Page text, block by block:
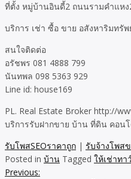
ที่ตั้ง หมู่บ้านอินดี้2 ถนนรามคำแหง
บริการ เช่า ซื้อ ขาย อสังหาริมทรั
สนใจติดต่อ
อรัชพร 081 4888 799
นันทพล 098 5363 929
Line id: house169
PL. Real Estate Broker http://
บริการรับฝากขาย บ้าน ที่ดิน คอน
รับโพสSEOราคาถูก | รับจ้างโพส
Posted in บ้าน Tagged ให้เช่าทา
Post
Previous: